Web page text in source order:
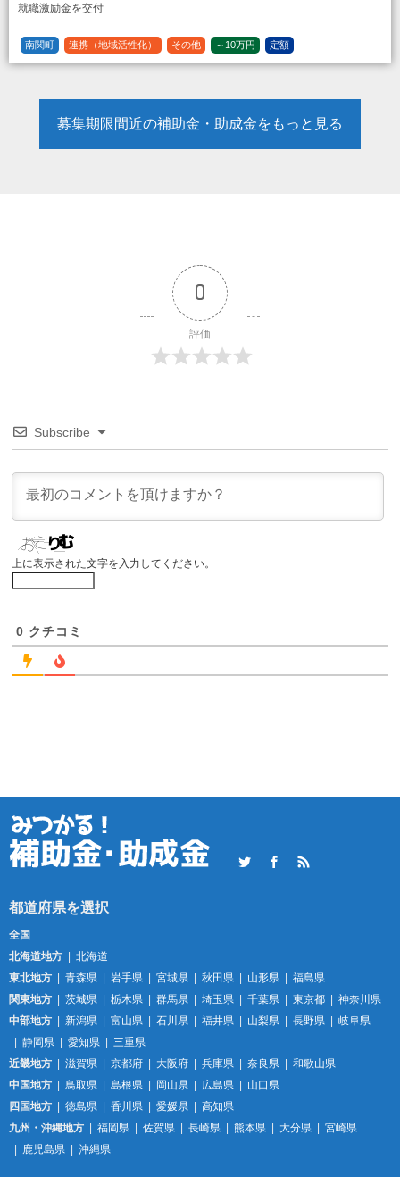
就職激励金を交付
南関町 連携（地域活性化） その他 ～10万円 定額
募集期限間近の補助金・助成金をもっと見る
0
評価
Subscribe
上に表示された文字を入力してください。
0 クチコミ
TwitterFacebookRSS
全国
北海道地方
北海道
東北地方
青森県 岩手県 宮城県 秋田県 山形県
福島県
関東地方
茨城県 栃木県 群馬県 埼玉県 千葉県 東京都
神奈川県
中部地方
新潟県 富山県 石川県 福井県 山梨県 長野県
岐阜県
静岡県
愛知県
三重県
近畿地方
滋賀県 京都府 大阪府 兵庫県 奈良県
和歌山県
中国地方
鳥取県 島根県 岡山県 広島県
山口県
四国地方
徳島県 香川県 愛媛県
高知県
九州・沖縄地方
福岡県 佐賀県 長崎県 熊本県 大分県
宮崎県
鹿児島県
沖縄県